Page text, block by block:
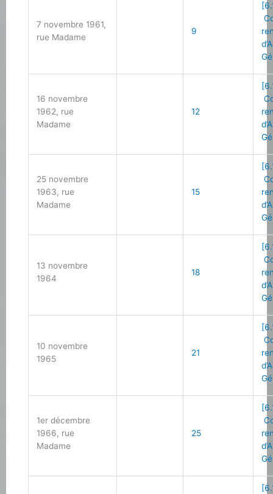
7 novembre 1961,
rue Madame
9
16 novembre
1962, rue
Madame
12
25 novembre
1963, rue
Madame
15
13 novembre
1964
18
10 novembre
1965
21
1er décembre
1966, rue
Madame
25